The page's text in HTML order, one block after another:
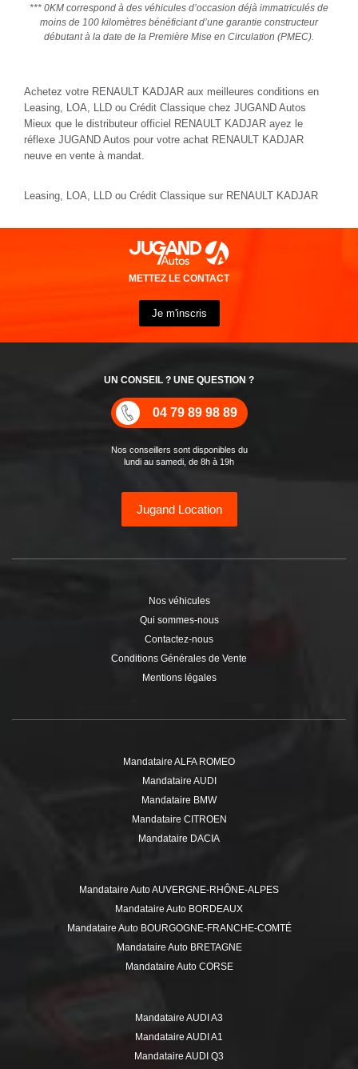
*** 0KM correspond à des véhicules d’occasion déjà immatriculés de
moins de 100 kilomètres bénéficiant d’une garantie constructeur
débutant à la date de la Première Mise en Circulation (PMEC).
Achetez votre RENAULT KADJAR aux meilleures conditions en
Leasing, LOA, LLD ou Crédit Classique chez JUGAND Autos
Mieux que le distributeur officiel RENAULT KADJAR ayez le
réflexe JUGAND Autos pour votre achat RENAULT KADJAR
neuve en vente à mandat.
Leasing, LOA, LLD ou Crédit Classique sur RENAULT KADJAR
METTEZ LE CONTACT
Je m'inscris
UN CONSEIL ? UNE QUESTION ?
04 79 89 98 89
Nos conseillers sont disponibles du
lundi au samedi, de 8h à 19h
Jugand Location
Nos véhicules
Qui sommes-nous
Contactez-nous
Conditions Générales de Vente
Mentions légales
Mandataire ALFA ROMEO
Mandataire AUDI
Mandataire BMW
Mandataire CITROEN
Mandataire DACIA
Mandataire FORD
Mandataire HYUNDAI
Mandataire ISUZU
Mandataire JEEP
Mandataire KIA
Mandataire MINI
Mandataire MITSUBISHI
Mandataire NISSAN
Mandataire Auto AUVERGNE-RHÔNE-ALPES
Mandataire Auto BORDEAUX
Mandataire Auto BOURGOGNE-FRANCHE-COMTÉ
Mandataire Auto BRETAGNE
Mandataire Auto CORSE
Mandataire Auto HAUTS-DE-FRANCE
Mandataire Auto ÎLE-DE-FRANCE
Mandataire Auto ISÈRE
Mandataire AUDI A3
Mandataire AUDI A1
Mandataire AUDI Q3